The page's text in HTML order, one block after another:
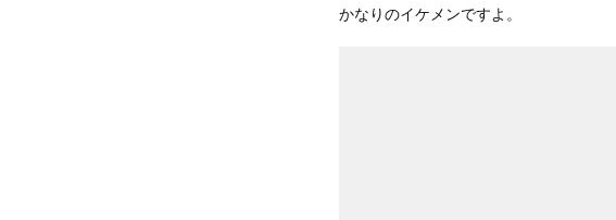
かなりのイケメンですよ。